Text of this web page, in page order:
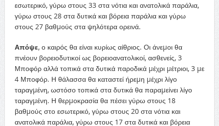
εσωτερικό, γύρω στους 33 στα νότια και ανατολικά παράλια,
γύρω στους 28 στα δυτικά και βόρεια παράλια και γύρω
στους 27 βαθµούς στα ψηλότερα ορεινά.
Απόψε, ο καιρός θα είναι κυρίως αίθριος. Οι άνεµοι θα
πνέουν βορειοδυτικοί ως βορειοανατολικοί, ασθενείς, 3
Μποφόρ αλλά τοπικά στα δυτικά παροδικά µέχρι µέτριοι, 3 µε
4 Μποφόρ. Η θάλασσα θα καταστεί ήρεµη µέχρι λίγο
ταραγµένη, ωστόσο τοπικά στα δυτικά θα παραµείνει λίγο
ταραγµένη. Η θερµοκρασία θα πέσει γύρω στους 18
βαθµούς στο εσωτερικό, γύρω στους 20 στα νότια και
ανατολικά παράλια, γύρω στους 17 στα δυτικά και βόρεια